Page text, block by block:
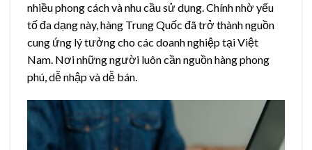
nhiều phong cách và nhu cầu sử dụng.Chính nhờ yếu
tố đa dạng này, hàng Trung Quốc đã trở thành nguồn
cung ứng lý tưởng cho các doanh nghiệp tại Việt
Nam. Nơi những người luôn cần nguồn hàng phong
phú, dễ nhập và dễ bán.